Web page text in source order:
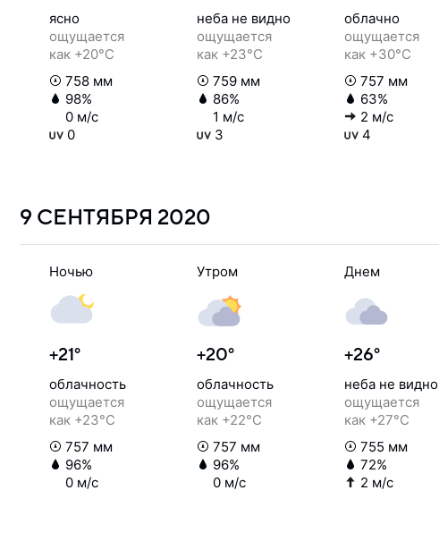
ясно
ощущается
как +20°C
758 мм
98%
0 м/с
0
неба не видно
ощущается
как +23°C
759 мм
86%
1 м/с
3
облачно
ощущается
как +30°C
757 мм
63%
2 м/с
4
9 СЕНТЯБРЯ 2020
Ночью
+21°
облачность
ощущается
как +23°C
757 мм
96%
0 м/с
Утром
+20°
облачность
ощущается
как +22°C
757 мм
96%
0 м/с
Днем
+26°
неба не видно
ощущается
как +27°C
755 мм
72%
2 м/с